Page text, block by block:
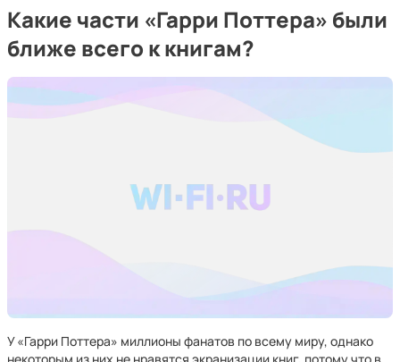
Какие части «Гарри Поттера» были
ближе всего к книгам?
У «Гарри Поттера» миллионы фанатов по всему миру, однако